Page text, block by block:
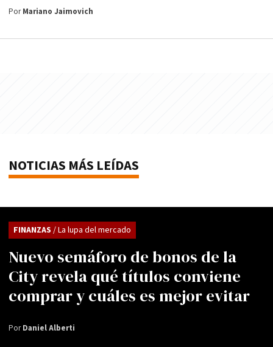
PorMariano Jaimovich
NOTICIAS MÁS LEÍDAS
Nuevo semáforo de bonos de la
City revela qué títulos conviene
comprar y cuáles es mejor evitar
FINANZAS / La lupa del mercado
PorDaniel Alberti